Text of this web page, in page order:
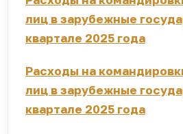
лиц в зарубежные
квартале 2025 года
Расходы на
лиц в зарубежные
квартале 2025 года